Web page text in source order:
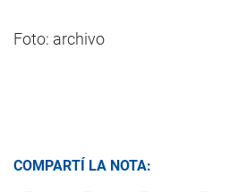
Foto: archivo
COMPARTÍ LA NOTA: